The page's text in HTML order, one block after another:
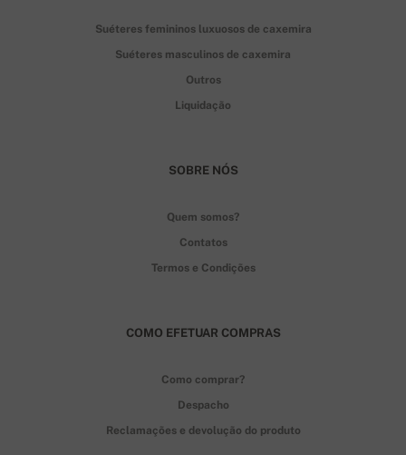
Suéteres femininos luxuosos de caxemira
Suéteres masculinos de caxemira
Outros
Liquidação
SOBRE NÓS
Quem somos?
Contatos
Termos e Condições
COMO EFETUAR COMPRAS
Como comprar?
Despacho
Reclamações e devolução do produto